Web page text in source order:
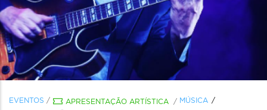
EVENTOS / APRESENTAÇÃO ARTÍSTICA / MÚSICA